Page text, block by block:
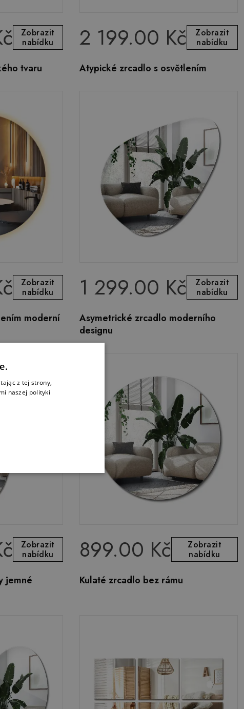
Zobrazit
nabídku
tvaru
2 199.00 Kč
Zobrazit
nabídku
Atypické zrcadlo s osvětlením
Zobrazit
nabídku
moderní
1 299.00 Kč
Zobrazit
nabídku
Asymetrické zrcadlo moderního
designu
Zobrazit
nabídku
jemné
899.00 Kč
Zobrazit
nabídku
Kulaté zrcadlo bez rámu
z tej strony,
naszej polityki